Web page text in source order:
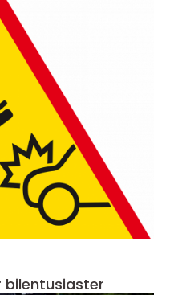
bilentusiaster